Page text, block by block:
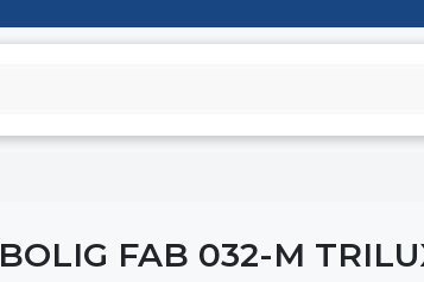
BOLIG FAB 032-M